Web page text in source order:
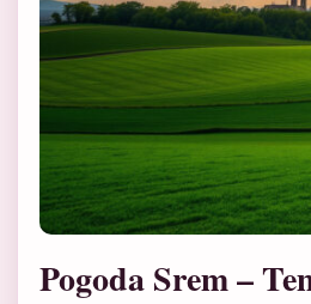
Pogoda Srem –